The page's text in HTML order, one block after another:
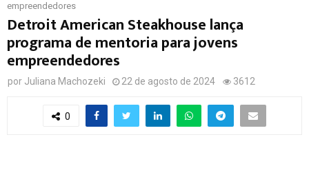
empreendedores
Detroit American Steakhouse lança
programa de mentoria para jovens
empreendedores
por Juliana Machozeki 22 de agosto de 2024 3612
0